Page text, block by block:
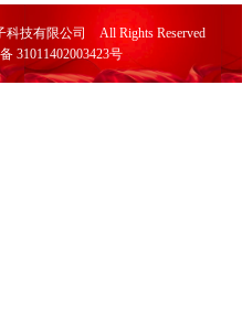
技有限公司 All Rights Reserved
31011402003423号